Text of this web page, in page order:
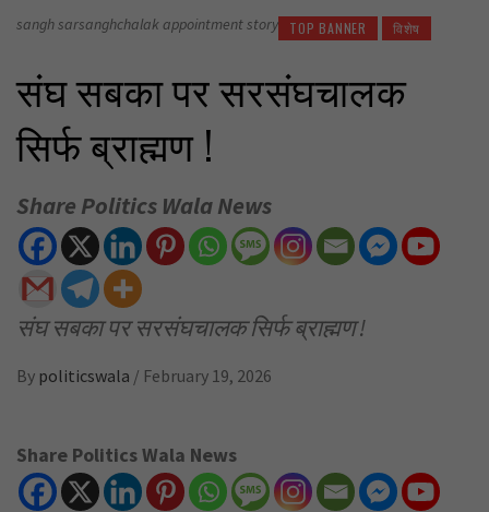
sangh sarsanghchalak appointment story TOP BANNER विशेष
संघ सबका पर सरसंघचालक
सिर्फ ब्राह्मण !
Share Politics Wala News
संघ सबका पर सरसंघचालक सिर्फ ब्राह्मण !
By politicswala / February 19, 2026
Share Politics Wala News